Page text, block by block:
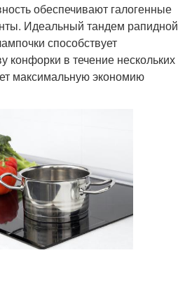
обеспечивают галогенные
Идеальный тандем рапидной
способствует
конфорки в течение нескольких
максимальную экономию